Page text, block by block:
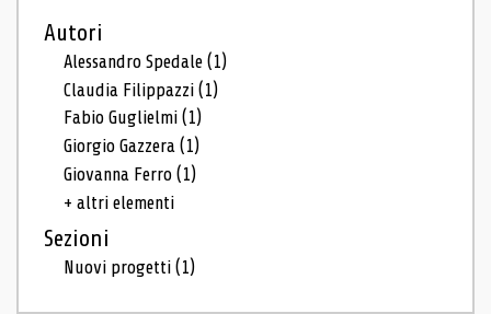
Autori
Alessandro Spedale(1)
Claudia Filippazzi(1)
Fabio Guglielmi(1)
Giorgio Gazzera(1)
Giovanna Ferro(1)
+ altri elementi
Sezioni
Nuovi progetti(1)